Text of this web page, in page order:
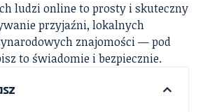
ludzi online to prosty i skuteczny
przyjaźni, lokalnych
znajomości — pod
to świadomie i bezpiecznie.